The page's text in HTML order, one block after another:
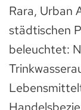
Rara, Urban
städtischen
beleuchtet: